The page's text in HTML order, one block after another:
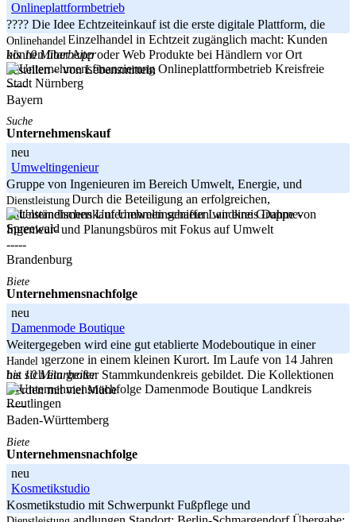
Onlineplattformbetrieb
???? Die Idee Echtzeiteinkauf ist die erste digitale Plattform, die
den lokalen Einzelhandel in Echtzeit zugänglich macht: Kunden
können über App oder Web Produkte bei Händlern vor Ort
bestellen – von Lebensmitteln
-----
Bayern
Onlinehandel
bis 10 Mitarbeiter
Kreisfreie
Stadt Nürnberg
Suche
Unternehmenskauf
neu
Umweltingenieur
Gruppe von Ingenieuren im Bereich Umwelt, Energie, und
Infrastruktur Durch die Beteiligung an erfolgreichen,
mittelständischen Unternehmen schaffen wir eine Gruppe von
Ingenieur- und Planungsbüros mit Fokus auf Umwelt
-----
Brandenburg
Dienstleistung
Landkreis Dahme-
Spreewald
Biete
Unternehmensnachfolge
neu
Damenmode Boutique
Weitergegeben wird eine gut etablierte Modeboutique in einer
Fußgängerzone in einem kleinen Kurort. Im Laufe von 14 Jahren
hat sich ein großer Stammkundenkreis gebildet. Die Kollektionen
werden mit viel Mühe
-----
Baden-Württemberg
Handel
bis 10 Mitarbeiter
Landkreis
Reutlingen
Biete
Unternehmensnachfolge
neu
Kosmetikstudio
Kosmetikstudio mit Schwerpunkt Fußpflege und